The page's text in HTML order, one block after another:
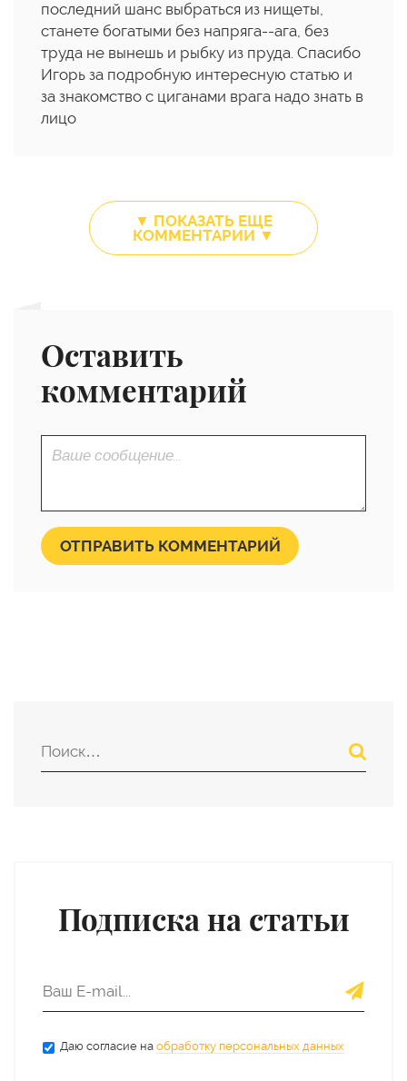
последний шанс выбраться из нищеты,
станете богатыми без напряга--ага, без
труда не вынешь и рыбку из пруда. Спасибо
Игорь за подробную интересную статью и
за знакомство с циганами врага надо знать в
лицо
▼ ПОКАЗАТЬ ЕЩЕ
КОММЕНТАРИИ ▼
Оставить
комментарий
ОТПРАВИТЬ КОММЕНТАРИЙ
Подписка на статьи
Даю согласие наобработку персональных данных